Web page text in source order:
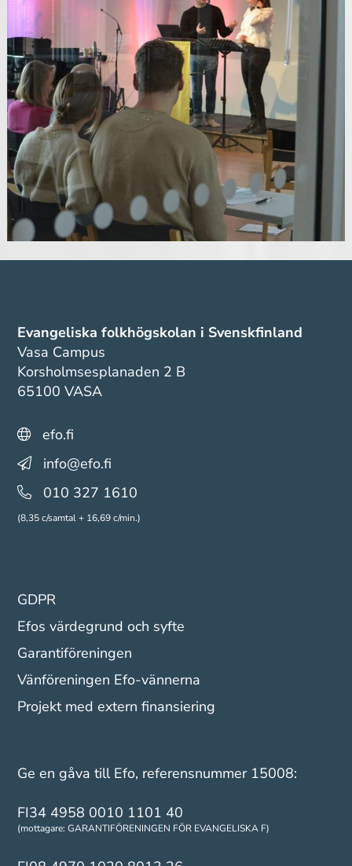
Evangeliska folkhögskolan i Svenskfinland
Vasa Campus
Korsholmsesplanaden 2 B
65100 VASA
efo.fi
info@efo.fi
010 327 1610
(8,35 c/samtal + 16,69 c/min.)
GDPR
Efos värdegrund och syfte
Garantiföreningen
Vänföreningen Efo-vännerna
Projekt med extern finansiering
Ge en gåva till Efo, referensnummer 15008:
FI34 4958 0010 1101 40
(mottagare: GARANTIFÖRENINGEN FÖR EVANGELISKA F)